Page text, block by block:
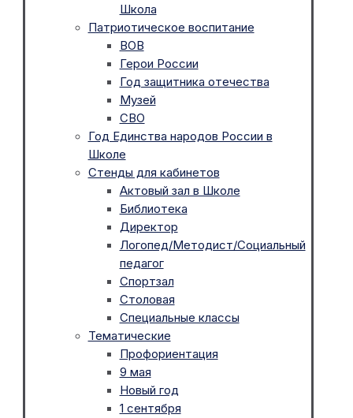
Школа
Патриотическое воспитание
ВОВ
Герои России
Год защитника отечества
Музей
СВО
Год Единства народов России в
Школе
Стенды для кабинетов
Актовый зал в Школе
Библиотека
Директор
Логопед/Методист/Социальный
педагог
Спортзал
Столовая
Специальные классы
Тематические
Профориентация
9 мая
Новый год
1 сентября